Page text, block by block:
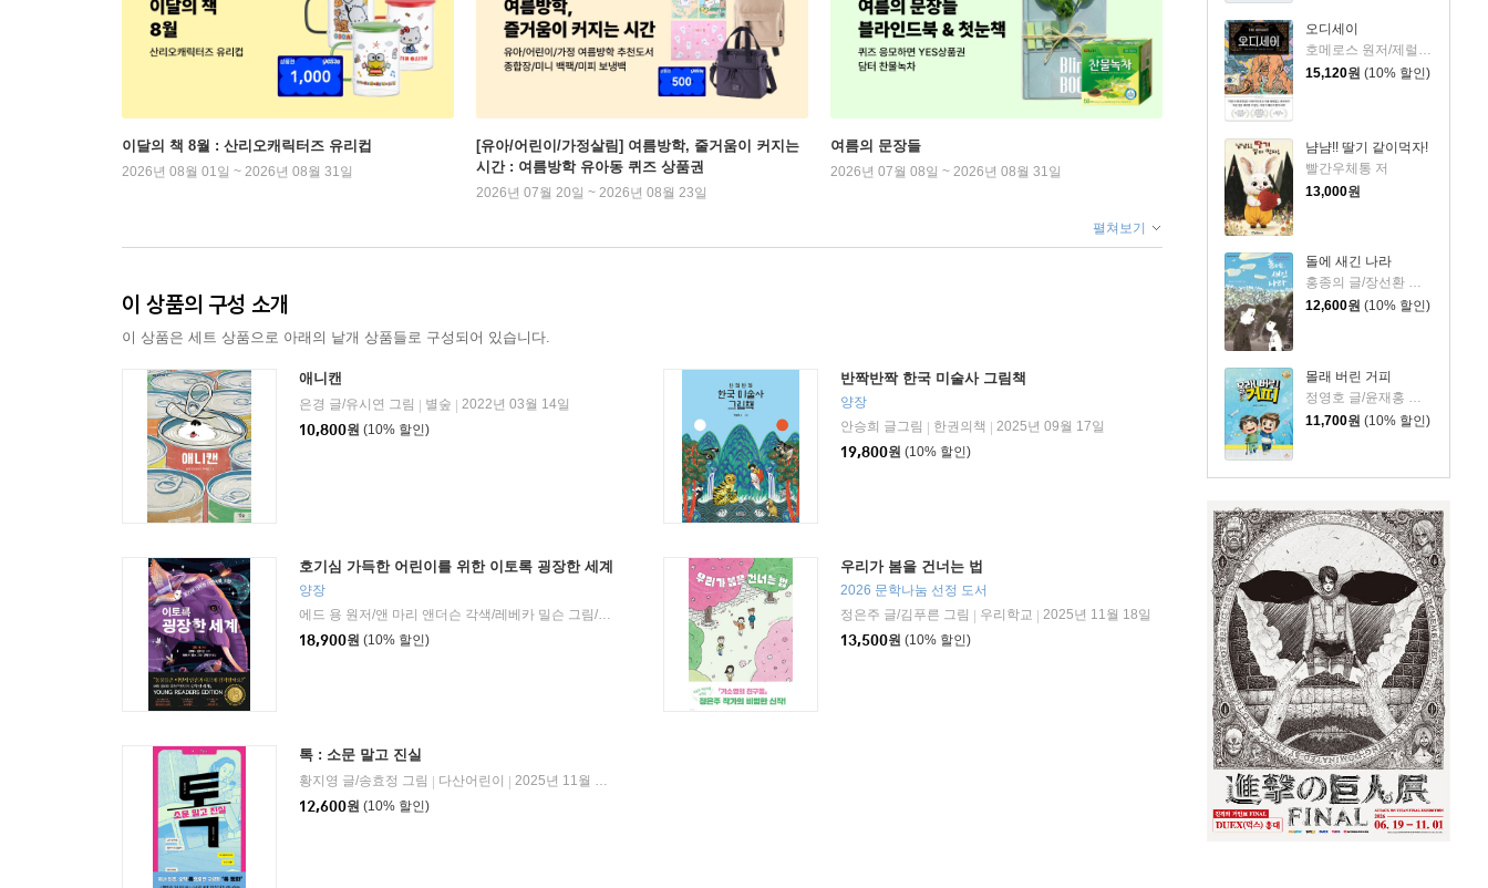
오디세이
15,120원 (10% 할인)
냠냠!! 딸기 같이먹자!
빨간우체통 저
13,000원
돌에 새긴 나라
홍종의 글/장선환 그림
12,600원 (10% 할인)
몰래 버린 거피
정영호 글/윤재홍 그림
11,700원 (10% 할인)
이달의 책 8월 : 산리오캐릭터즈 유리컵
2026년 08월 01일 ~ 2026년 08월 31일
[유아/어린이/가정살림] 여름방학, 줄거움이 커지는
시간 : 여름방학 유아동 퀴즈 상품권
2026년 07월 20일 ~ 2026년 08월 23일
여름의 문장들
2026년 07월 08일 ~ 2026년 08월 31일
펼쳐보기
이 상품의 구성 소개
이 상품은 세트 상품으로 아래의 낱개 상품들로 구성되어 있습니다.
애니캔
은경 글/유시연 그림 별숲
2022년 03월 14일
10,800원 (10% 할인)
반짝반짝 한국 미술사 그림책
양장
안승희 글그림
한권의책
2025년 09월 17일
19,800원 (10% 할인)
호기심 가득한 어린이를 위한 이토록 굉장한 세계
양장
에드 용 원저/앤 마리 앤더슨 각색/레베카 밀슨 그림/양병찬 역
어크로스주니어
2025년 10월 25일
18,900원 (10% 할인)
우리가 봄을 건너는 법
2026 문학나눔 선정 도서
정은주 글/김푸른 그림
우리학교
2025년 11월 18일
13,500원 (10% 할인)
톡 : 소문 말고 진실
황지영 글/송효정 그림 다산어린이
2025년 11월 19일
12,600원 (10% 할인)